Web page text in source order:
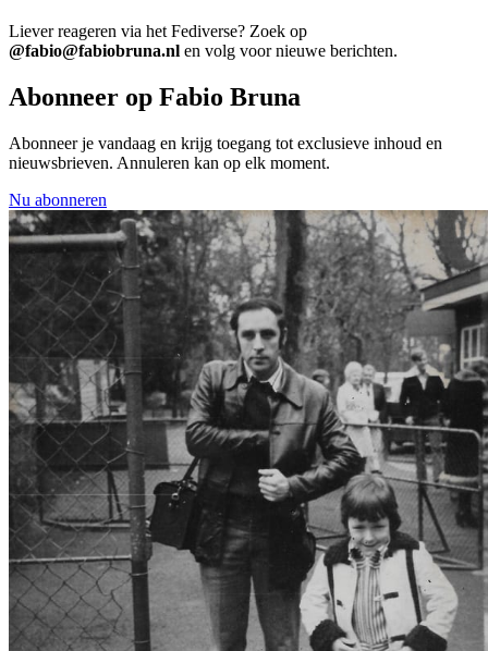
Liever reageren via het Fediverse? Zoek op
@fabio@fabiobruna.nl en volg voor nieuwe berichten.
Abonneer op Fabio Bruna
Abonneer je vandaag en krijg toegang tot exclusieve inhoud en
nieuwsbrieven. Annuleren kan op elk moment.
Nu abonneren